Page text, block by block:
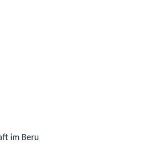
im Berufsregister hinterlegt.